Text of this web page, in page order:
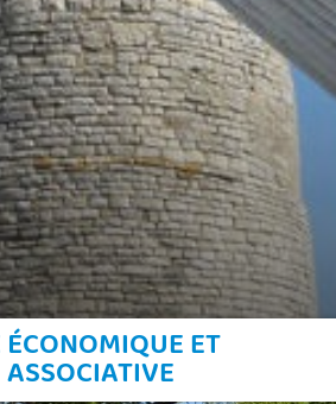
ET
ASSOCIATIVE